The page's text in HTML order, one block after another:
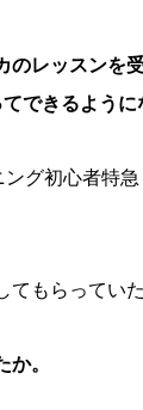
のレッスンを
できるよう
グ初心者特急
もらってい
。